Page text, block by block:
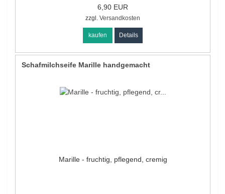
6,90 EUR
zzgl. Versandkosten
kaufen Details
Schafmilchseife Marille handgemacht
Marille - fruchtig, pflegend, cremig